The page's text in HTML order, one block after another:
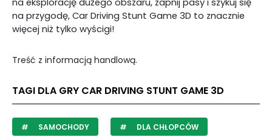
na eksplorację dużego obszaru, zapnij pasy i szykuj się
na przygodę, Car Driving Stunt Game 3D to znacznie
więcej niż tylko wyścigi!
Treść z informacją handlową.
TAGI DLA GRY CAR DRIVING STUNT GAME 3D
SAMOCHODY DLA CHŁOPCÓW